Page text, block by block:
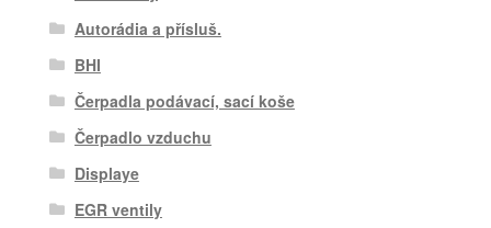
Autorádia a přísluš.
BHI
Čerpadla podávací, sací koše
Čerpadlo vzduchu
Displaye
EGR ventily